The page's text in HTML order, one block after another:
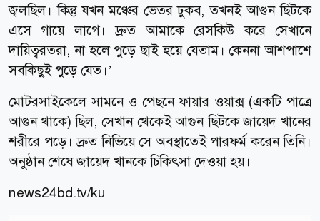
জ্বলছিল। কিন্তু যখন মঞ্চের ভেতর ঢুকব, তখনই আগুন ছিটকে
এসে গায়ে লাগে। দ্রুত আমাকে রেসকিউ করে সেখানে
দায়িত্বরতরা, না হলে পুড়ে ছাই হয়ে যেতাম। কেননা আশপাশে
সবকিছুই পুড়ে যেত।’
মোটরসাইকেলে সামনে ও পেছনে ফায়ার ওয়াক্স (একটি পাত্রে
আগুন থাকে) ছিল, সেখান থেকেই আগুন ছিটকে জায়েদ খানের
শরীরে পড়ে। দ্রুত নিভিয়ে সে অবস্থাতেই পারফর্ম করেন তিনি।
অনুষ্ঠান শেষে জায়েদ খানকে চিকিৎসা দেওয়া হয়।
news24bd.tv/ku